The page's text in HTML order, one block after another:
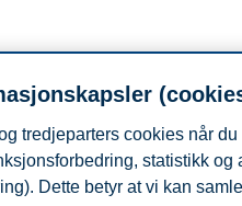
tredjeparters cookies når
statistikk
Dette betyr at vi kan